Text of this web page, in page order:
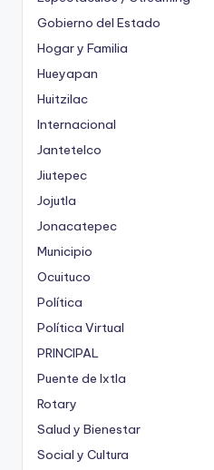
Gobierno del Estado
Hogar y Familia
Hueyapan
Huitzilac
Internacional
Jantetelco
Jiutepec
Jojutla
Jonacatepec
Municipio
Ocuituco
Política
Política Virtual
PRINCIPAL
Puente de Ixtla
Rotary
Salud y Bienestar
Social y Cultura